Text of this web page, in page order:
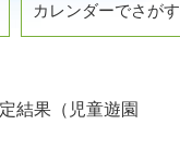
カレンダーでさがす
結果（児童遊園